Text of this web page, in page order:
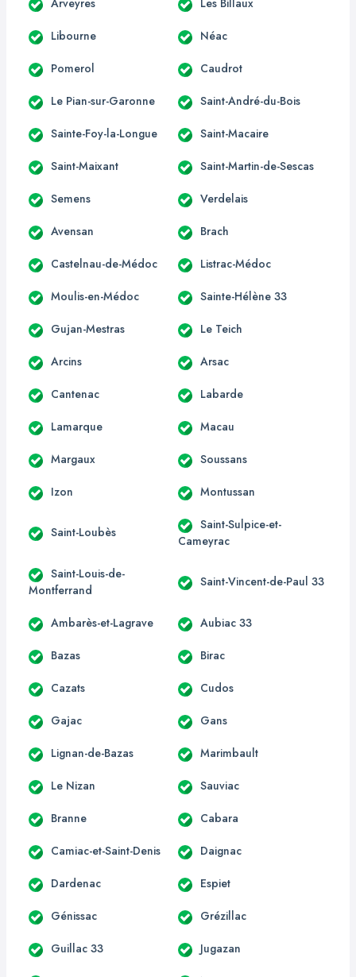
Libourne Néac
Pomerol Caudrot
Le Pian-sur-Garonne Saint-André-du-Bois
Sainte-Foy-la-Longue Saint-Macaire
Saint-Maixant Saint-Martin-de-Sescas
Semens Verdelais
Avensan Brach
Castelnau-de-Médoc Listrac-Médoc
Moulis-en-Médoc Sainte-Hélène 33
Gujan-Mestras Le Teich
Arcins Arsac
Cantenac Labarde
Lamarque Macau
Margaux Soussans
Izon Montussan
Saint-Loubès
Saint-Sulpice-et-
Cameyrac
Saint-Louis-de-
Montferrand
Saint-Vincent-de-Paul 33
Ambarès-et-Lagrave Aubiac 33
Bazas Birac
Cazats Cudos
Gajac Gans
Lignan-de-Bazas Marimbault
Le Nizan Sauviac
Branne Cabara
Camiac-et-Saint-Denis Daignac
Dardenac Espiet
Génissac Grézillac
Guillac 33 Jugazan